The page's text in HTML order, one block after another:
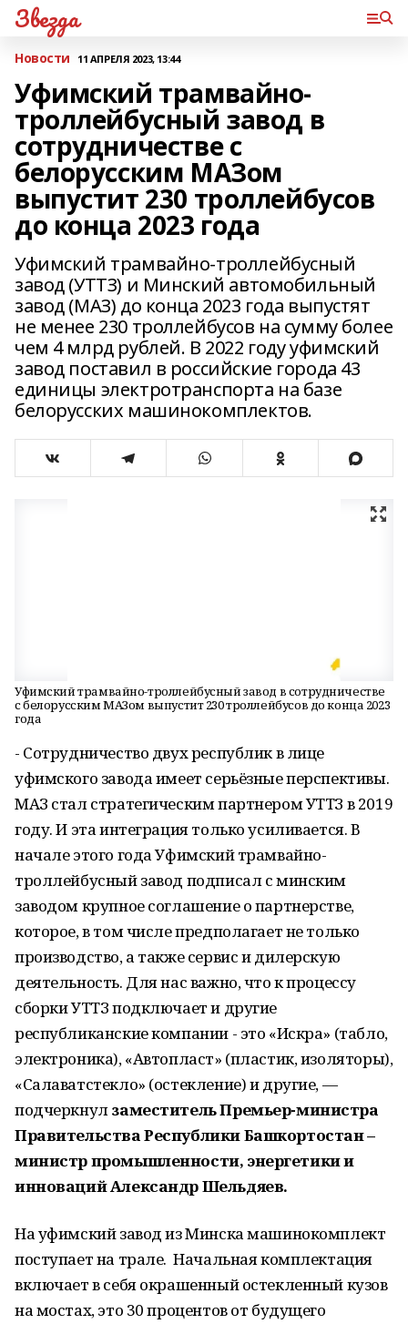
Звезда
Новости 11 АПРЕЛЯ 2023, 13:44
Уфимский трамвайно-
троллейбусный завод в
сотрудничестве с
белорусским МАЗом
выпустит 230 троллейбусов
до конца 2023 года
Уфимский трамвайно-троллейбусный
завод (УТТЗ) и Минский автомобильный
завод (МАЗ) до конца 2023 года выпустят
не менее 230 троллейбусов на сумму более
чем 4 млрд рублей. В 2022 году уфимский
завод поставил в российские города 43
единицы электротранспорта на базе
белорусских машинокомплектов.
Уфимский трамвайно-троллейбусный завод в сотрудничестве
с белорусским МАЗом выпустит 230 троллейбусов до конца 2023
года
- Сотрудничество двух республик в лице
уфимского завода имеет серьёзные перспективы.
МАЗ стал стратегическим партнером УТТЗ в 2019
году. И эта интеграция только усиливается. В
начале этого года Уфимский трамвайно-
троллейбусный завод подписал с минским
заводом крупное соглашение о партнерстве,
которое, в том числе предполагает не только
производство, а также сервис и дилерскую
деятельность. Для нас важно, что к процессу
сборки УТТЗ подключает и другие
республиканские компании - это «Искра» (табло,
электроника), «Автопласт» (пластик, изоляторы),
«Салаватстекло» (остекление) и другие, —
подчеркнулзаместитель Премьер-министра
Правительства Республики Башкортостан –
министр промышленности, энергетики и
инноваций Александр Шельдяев.
На уфимский завод из Минска машинокомплект
поступает на трале. Начальная комплектация
включает в себя окрашенный остекленный кузов
на мостах, это 30 процентов от будущего